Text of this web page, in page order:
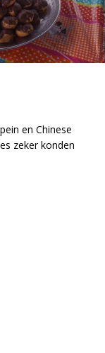
en Chinese
zeker konden